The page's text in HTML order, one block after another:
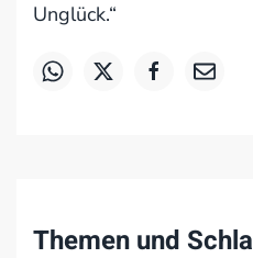
Unglück.“
Themen und